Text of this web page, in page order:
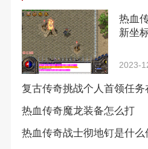
热血
新坐
2023-
复古传奇挑战个人首领任务
热血传奇魔龙装备怎么打
热血传奇战士彻地钉是什么